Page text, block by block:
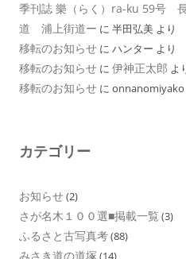
季刊誌 樂（らく）ra-ku 59号
道 浦上街道ー に 半田弘美 より
移転のお知らせ に ハンター より
移転のお知らせ に 伊神正太郎 よ
移転のお知らせ に onnanomiyako
カテゴリー
お知らせ(2)
さが名木１００選■掲載一覧 (3)
ふるさと古写真考(88)
みさき道の道塚 (14)